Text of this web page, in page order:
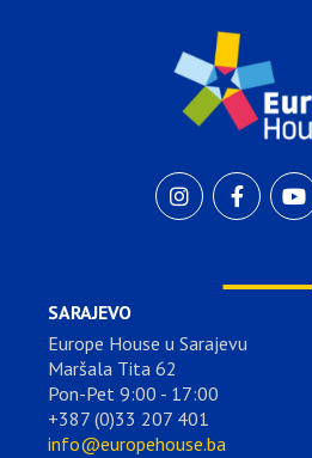
SARAJEVO
Europe House u Sarajevu
Maršala Tita 62
Pon-Pet 9:00 - 17:00
+387 (0)33 207 401
info@europehouse.ba